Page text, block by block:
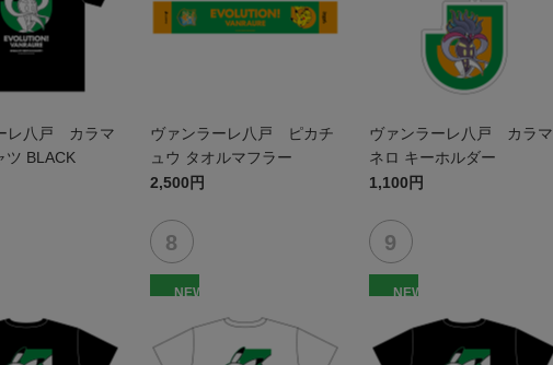
レ八戸 カラマ
ツ BLACK
ヴァンラーレ八戸 ピカチ
ュウ タオルマフラー
2,500円
ヴァンラーレ八戸 カラマ
ネロ キーホルダー
1,100円
NEW NEW